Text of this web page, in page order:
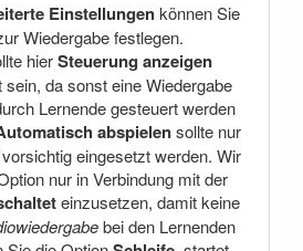
Einstellungenkönnen Sie
Wiedergabe festlegen.
hierSteuerung anzeigen
da sonst eine Wiedergabe
Lernende gesteuert werden
abspielensollte nur
eingesetzt werden. Wir
nur in Verbindung mit der
einzusetzen, damit keine
bei den Lernenden